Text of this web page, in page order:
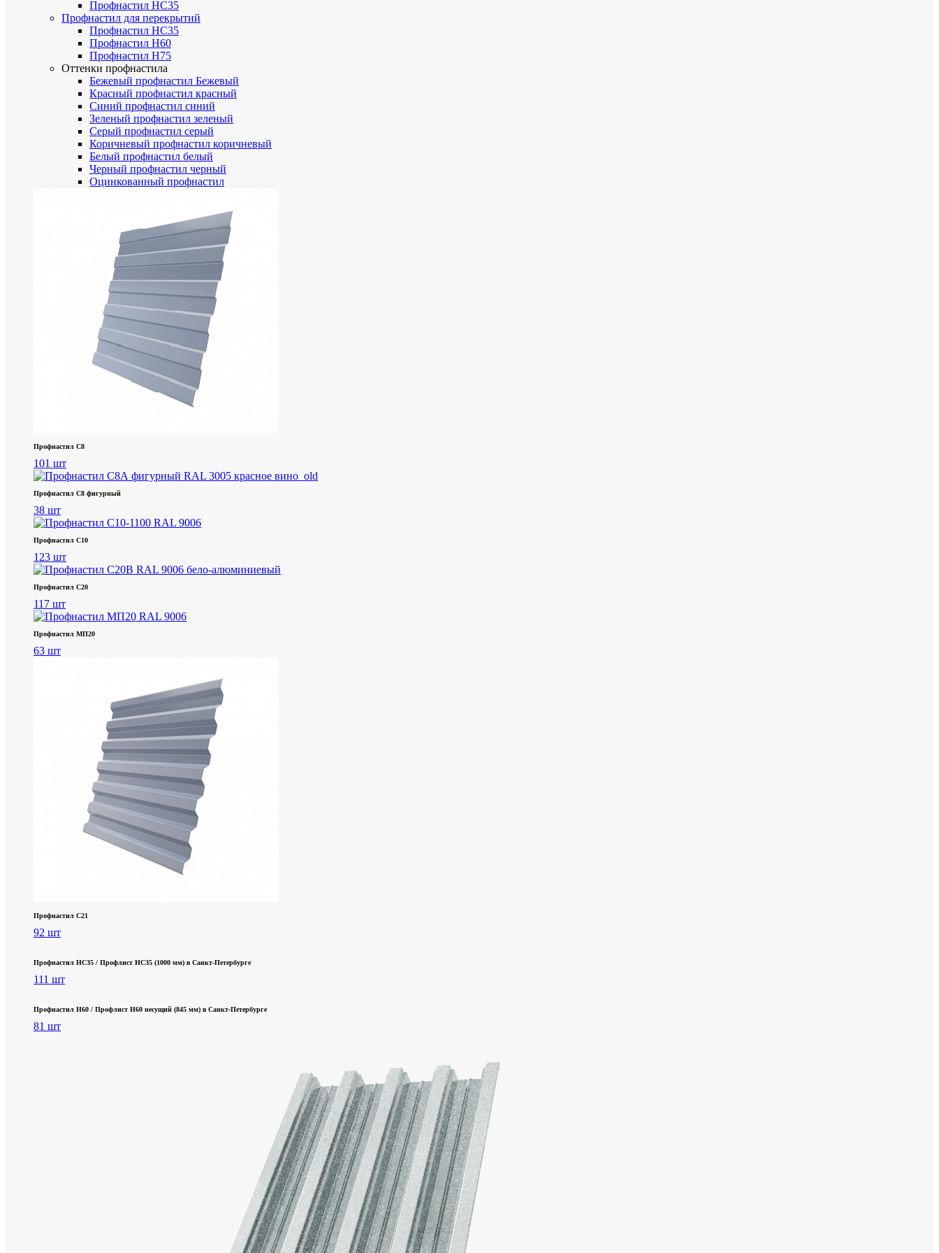
Профнастил НС35
Профнастил для перекрытий
Профнастил НС35
Профнастил Н60
Профнастил Н75
Оттенки профнастила
Бежевый профнастил Бежевый
Красный профнастил красный
Синий профнастил синий
Зеленый профнастил зеленый
Серый профнастил серый
Коричневый профнастил коричневый
Белый профнастил белый
Черный профнастил черный
Оцинкованный профнастил
Профнастил С8
101 шт
Профнастил С8 фигурный
38 шт
Профнастил С10
123 шт
Профнастил С20
117 шт
Профнастил МП20
63 шт
Профнастил С21
92 шт
Профнастил НС35 / Профлист НС35 (1000 мм) в Санкт‑Петербурге
111 шт
Профнастил Н60 / Профлист Н60 несущий (845 мм) в Санкт-Петербурге
81 шт